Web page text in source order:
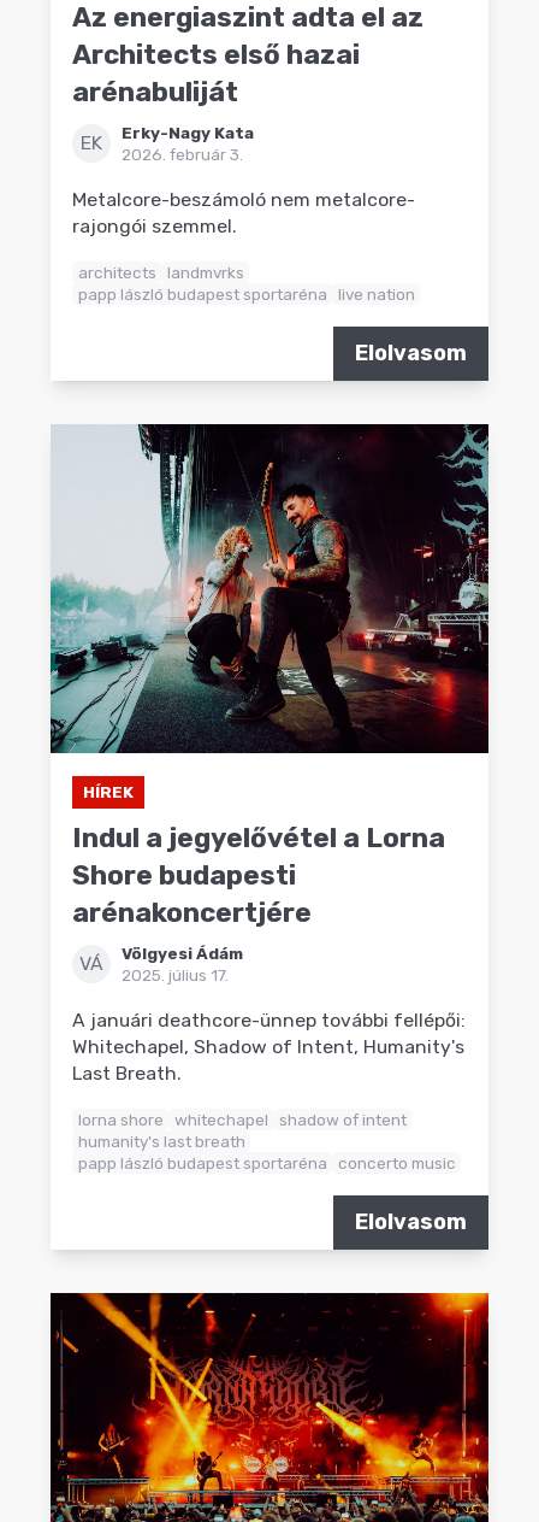
Az energiaszint adta el az
Architects első hazai
arénabuliját
EK
Erky-Nagy Kata
2026. február 3.
Metalcore-beszámoló nem metalcore-
rajongói szemmel.
architects
landmvrks
papp lászló budapest sportaréna
live nation
Elolvasom
HÍREK
Indul a jegyelővétel a Lorna
Shore budapesti
arénakoncertjére
VÁ
Völgyesi Ádám
2025. július 17.
A januári deathcore-ünnep további fellépői:
Whitechapel, Shadow of Intent, Humanity's
Last Breath.
lorna shore whitechapel
shadow of intent
humanity's last breath
papp lászló budapest sportaréna
concerto music
Elolvasom